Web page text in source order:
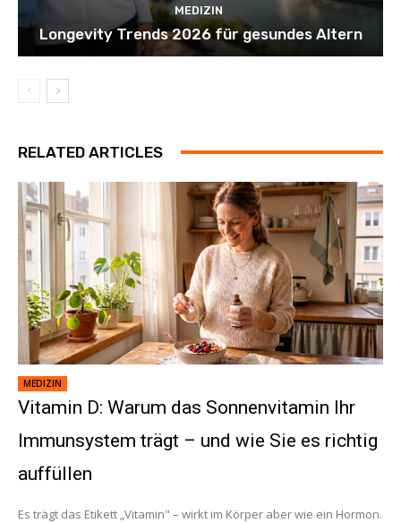
MEDIZIN
Longevity Trends 2026 für gesundes Altern
RELATED ARTICLES
MEDIZIN
Vitamin D: Warum das Sonnenvitamin Ihr
Immunsystem trägt – und wie Sie es richtig
auffüllen
Es trägt das Etikett „Vitamin" – wirkt im Körper aber wie ein Hormon.